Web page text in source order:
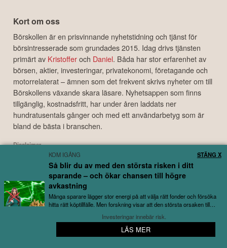
Kort om oss
Börskollen är en prisvinnande nyhetstidning och tjänst för
börsintresserade som grundades 2015. Idag drivs tjänsten
primärt av Kristofferoch Daniel. Båda har stor erfarenhet av
börsen, aktier, investeringar, privatekonomi, företagande och
motorrelaterat – ämnen som det frekvent skrivs nyheter om till
Börskollens växande skara läsare. Nyhetsappen som finns
tillgänglig, kostnadsfritt, har under åren laddats ner
hundratusentals gånger och med ett användarbetyg som är
bland de bästa i branschen.
Disclaimer
Börskollen Sverige AB ("Börskollen") är inte finansiella rådgivare, står inte under
finansinspektionens tillsyn och ger inga råd till dig. Detta innebär att
investeringsbeslut baserade på information som direkt eller indirekt härrörande
från Börskollen eller personer med koppling till Börskollen, alltid fattas
självständigt av investeraren. Börskollen frånsäger sig allt ansvar för eventuell
förlust eller skada av vad slag det må vara som grundar sig på användandet av
material härrörande från tjänsten Börskollen.
Börskollen Sverige AB. All rights reserved.
🔔 Bredaste bolagsbevakningen – helt gratis
KOM IGÅNG
Så blir du av med den största risken i ditt
sparande – och ökar chansen till högre
avkastning
Många sparare lägger stor energi på att välja rätt fonder och försöka
hitta rätt köptillfälle. Men forskning visar att den största orsaken till
utebliven avkastning...Investeringar innebär risk.
LÄS MER
STÄNG X